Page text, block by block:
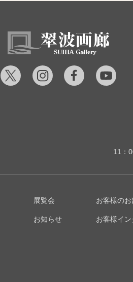
11：
展覧会
お知らせ
お客様のお
お客様イ